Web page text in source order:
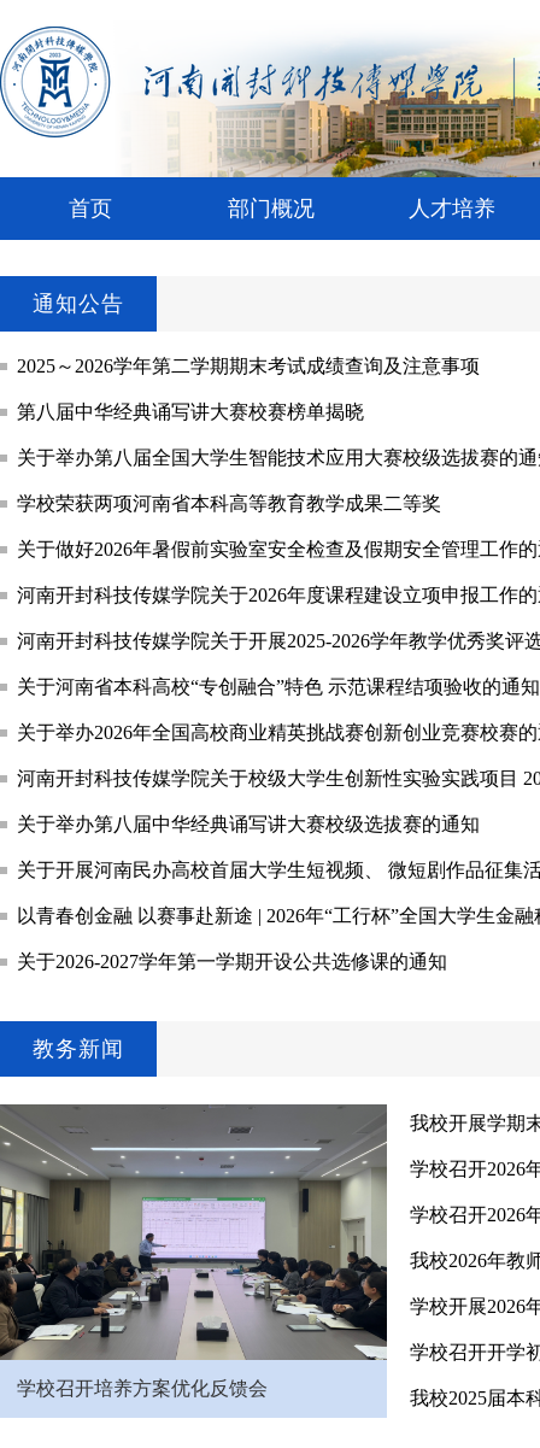
首页 部门概况 人才培养
通知公告
2025～2026学年第二学期期末考试成绩查询及注意事项
第八届中华经典诵写讲大赛校赛榜单揭晓
关于举办第八届全国大学生智能技术应用大赛校级选拔赛的
学校荣获两项河南省本科高等教育教学成果二等奖
关于做好2026年暑假前实验室安全检查及假期安全管理工作
河南开封科技传媒学院关于2026年度课程建设立项申报工作
河南开封科技传媒学院关于开展2025-2026学年教学优秀奖评
关于河南省本科高校“专创融合”特色 示范课程结项验收的通知
关于举办2026年全国高校商业精英挑战赛创新创业竞赛校赛
河南开封科技传媒学院关于校级大学生创新性实验实践项目
关于举办第八届中华经典诵写讲大赛校级选拔赛的通知
关于开展河南民办高校首届大学生短视频、 微短剧作品征集
关于2026-2027学年第一学期开设公共选修课的通知
教务新闻
学校召开培养方案优化反馈会
我校开展学期
学校召开2026
学校召开2026
我校2026年教
学校召开开学